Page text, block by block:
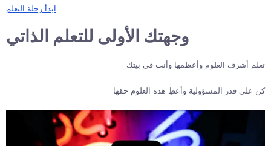
ابدأ رحلة التعلم
وجهتك الأولى للتعلم الذاتي
تعلم أشرف العلوم وأعظمها وأنت في بيتك
كن على قدر المسؤولية وأعطِ هذه العلوم حقها